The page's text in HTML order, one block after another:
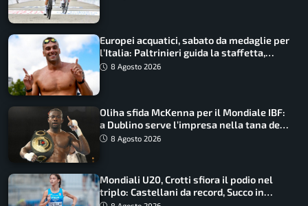
Europei acquatici, sabato da medaglie per
l’Italia: Paltrinieri guida la staffetta,
Barnabà sogna l’oro dalle grandi altezze
8 Agosto 2026
Oliha sfida McKenna per il Mondiale IBF:
a Dublino serve l’impresa nella tana del
lupo8 Agosto 2026
Mondiali U20, Crotti sfiora il podio nel
triplo: Castellani da record, Succo in